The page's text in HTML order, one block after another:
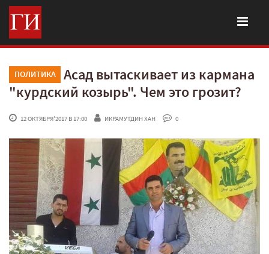
ПОЛИТИКА
Асад вытаскивает из кармана
"курдский козырь". Чем это грозит?
12 ОКТЯБРЯ'2017 В 17:00 ИКРАМУТДИН ХАН 0